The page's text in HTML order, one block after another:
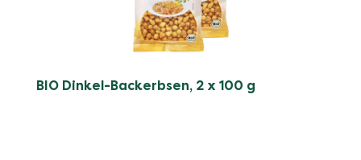
BIO Dinkel-Backerbsen, 2 x 100 g